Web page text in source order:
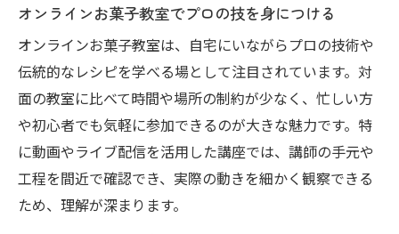
オンラインお菓子教室でプロの技を身につける
オンラインお菓子教室は、自宅にいながらプロの技術や
伝統的なレシピを学べる場として注目されています。対
面の教室に比べて時間や場所の制約が少なく、忙しい方
や初心者でも気軽に参加できるのが大きな魅力です。特
に動画やライブ配信を活用した講座では、講師の手元や
工程を間近で確認でき、実際の動きを細かく観察できる
ため、理解が深まります。